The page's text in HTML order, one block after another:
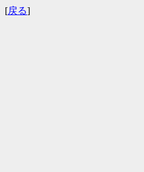
[戻る]